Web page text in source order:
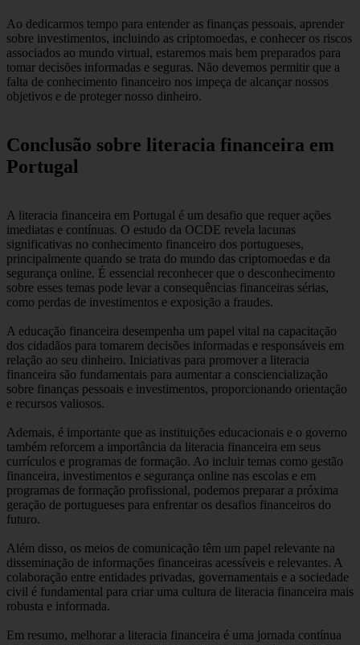
Ao dedicarmos tempo para entender as finanças pessoais, aprender
sobre investimentos, incluindo as criptomoedas, e conhecer os riscos
associados ao mundo virtual, estaremos mais bem preparados para
tomar decisões informadas e seguras. Não devemos permitir que a
falta de conhecimento financeiro nos impeça de alcançar nossos
objetivos e de proteger nosso dinheiro.
Conclusão sobre literacia financeira em
Portugal
A literacia financeira em Portugal é um desafio que requer ações
imediatas e contínuas. O estudo da OCDE revela lacunas
significativas no conhecimento financeiro dos portugueses,
principalmente quando se trata do mundo das criptomoedas e da
segurança online. É essencial reconhecer que o desconhecimento
sobre esses temas pode levar a consequências financeiras sérias,
como perdas de investimentos e exposição a fraudes.
A educação financeira desempenha um papel vital na capacitação
dos cidadãos para tomarem decisões informadas e responsáveis em
relação ao seu dinheiro. Iniciativas para promover a literacia
financeira são fundamentais para aumentar a consciencialização
sobre finanças pessoais e investimentos, proporcionando orientação
e recursos valiosos.
Ademais, é importante que as instituições educacionais e o governo
também reforcem a importância da literacia financeira em seus
currículos e programas de formação. Ao incluir temas como gestão
financeira, investimentos e segurança online nas escolas e em
programas de formação profissional, podemos preparar a próxima
geração de portugueses para enfrentar os desafios financeiros do
futuro.
Além disso, os meios de comunicação têm um papel relevante na
disseminação de informações financeiras acessíveis e relevantes. A
colaboração entre entidades privadas, governamentais e a sociedade
civil é fundamental para criar uma cultura de literacia financeira mais
robusta e informada.
Em resumo, melhorar a literacia financeira é uma jornada contínua